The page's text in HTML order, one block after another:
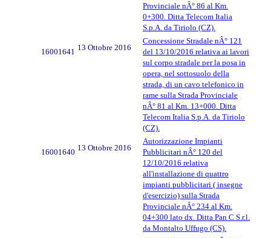
Provinciale nÂ° 86 al Km.
0+300. Ditta Telecom Italia
S.p.A. da Tiriolo (CZ).
16001641 13 Ottobre 2016
Concessione Stradale nÂ° 121
del 13/10/2016 relativa ai lavori
sul corpo stradale per la posa in
opera, nel sottosuolo della
strada, di un cavo telefonico in
rame sulla Strada Provinciale
nÂ° 81 al Km. 13+000. Ditta
Telecom Italia S.p.A. da Tiriolo
(CZ).
16001640 13 Ottobre 2016
Autorizzazione Impianti
Pubblicitari nÂ° 120 del
12/10/2016 relativa
all'installazione di quattro
impianti pubblicitari ( insegne
d'esercizio) sulla Strada
Provinciale nÂ° 234 al Km.
04+300 lato dx. Ditta Pan C S.r.l.
da Montalto Uffugo (CS).